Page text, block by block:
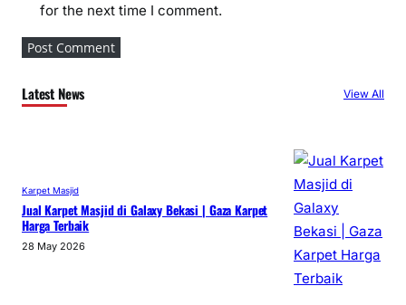
for the next time I comment.
Latest News View All
Karpet Masjid
Jual Karpet Masjid di Galaxy Bekasi | Gaza Karpet
Harga Terbaik
28 May 2026